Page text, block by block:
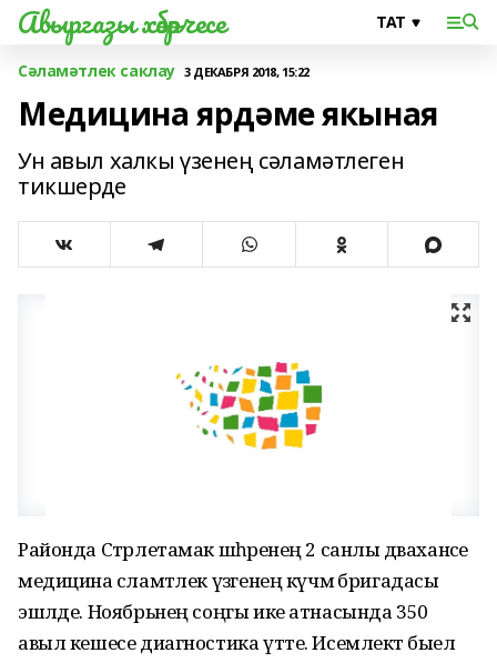
Авыргазы хәбәрчесе
Сәламәтлек саклау 3 ДЕКАБРЯ 2018, 15:22
Медицина ярдәме якыная
Ун авыл халкы үзенең сәламәтлеген
тикшерде
Районда Стәрлетамак шәһәренең 2 санлы дәваханәсе
медицина сәламәтлек үзәгенең күчмә бригадасы
эшләде. Ноябрьнең соңгы ике атнасында 350
авыл кешесе диагностика үтте. Исемлектә быел